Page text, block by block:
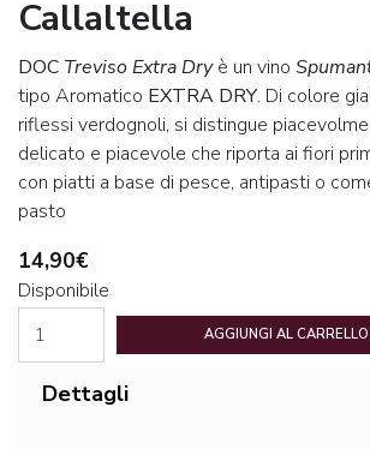
Callaltella
DOC Treviso Extra Dry è un vino
tipo Aromatico EXTRA DRY. Di colore
riflessi verdognoli, si distingue
delicato e piacevole che riporta ai fiori
con piatti a base di pesce, antipasti o
pasto
14,90€
Disponibile
AGGIUNGI AL CARRELLO
Dettagli